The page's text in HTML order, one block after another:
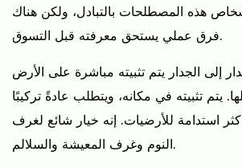
الفرق
بين
السجاد
والبسط
3
أكثر
أنواع
هذه المصطلحات بالتبادل، ولكن هناك
فرق عملي يستحق معرفته قبل التسوق.
إلى الجدار يتم تثبيته مباشرة على الأرض
يتم تثبيته في مكانه، ويتطلب عادةً تركيبًا
استدامة للأرضيات. إنه خيار شائع لغرف
النوم وغرف المعيشة والسلالم.